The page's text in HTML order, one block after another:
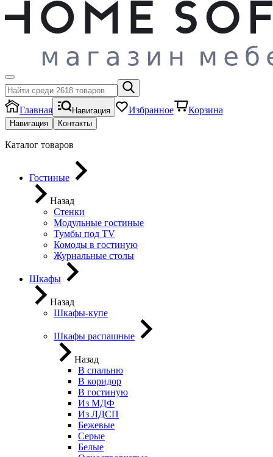
Главная Навигация Избранное Корзина
Навигация Контакты
Каталог товаров
Гостиные
Назад
Стенки
Модульные гостиные
Тумбы под ТV
Комоды в гостиную
Журнальные столы
Шкафы
Назад
Шкафы-купе
Шкафы распашные
Назад
В спальню
В коридор
В гостиную
Из МДФ
Из ЛДСП
Бежевые
Серые
Белые